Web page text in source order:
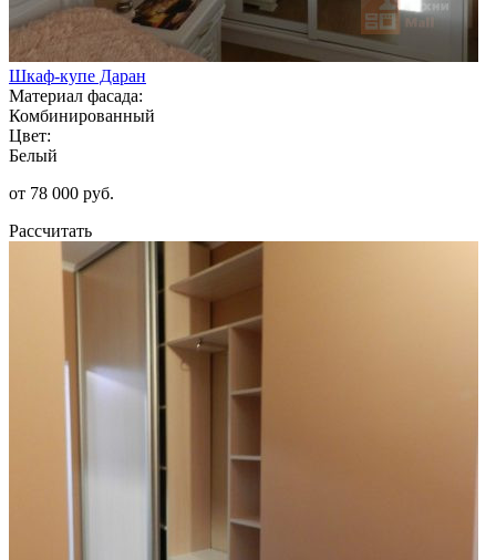
Шкаф-купе Даран
Материал фасада:
Комбинированный
Цвет:
Белый
от 78 000 руб.
Рассчитать